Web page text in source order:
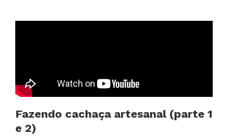
Fazendo cachaça artesanal (parte 1
e 2)